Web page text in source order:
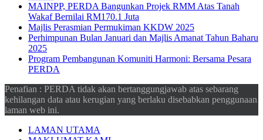
MAINPP, PERDA Bangunkan Projek RMM Atas Tanah
Wakaf Bernilai RM170.1 Juta
Majlis Perasmian Permukiman KKDW 2025
Perhimpunan Bulan Januari dan Majlis Amanat Tahun Baharu
2025
Program Pembangunan Komuniti Harmoni: Bersama Pesara
PERDA
Penafian : PERDA tidak akan bertanggungjawab atas sebarang
kehilangan data atau kerugian yang berlaku disebabkan penggunaan
laman web ini.
LAMAN UTAMA